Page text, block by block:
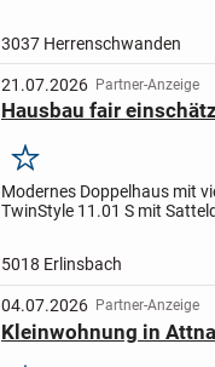
3037 Herrenschwanden
21.07.2026 Partner-Anzeige
Hausbau fair
Merken
Modernes Doppelhaus mit
TwinStyle 11.01 S mit
5018 Erlinsbach
04.07.2026 Partner-Anzeige
Kleinwohnung in